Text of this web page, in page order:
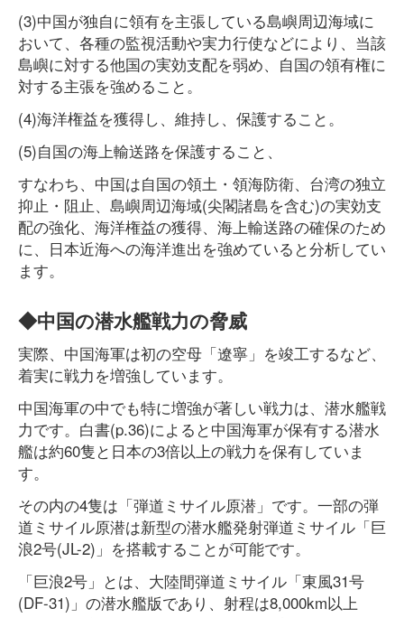
(3)中国が独自に領有を主張している島嶼周辺海域に
おいて、各種の監視活動や実力行使などにより、当該
島嶼に対する他国の実効支配を弱め、自国の領有権に
対する主張を強めること。
(4)海洋権益を獲得し、維持し、保護すること。
(5)自国の海上輸送路を保護すること、
すなわち、中国は自国の領土・領海防衛、台湾の独立
抑止・阻止、島嶼周辺海域(尖閣諸島を含む)の実効支
配の強化、海洋権益の獲得、海上輸送路の確保のため
に、日本近海への海洋進出を強めていると分析してい
ます。
◆中国の潜水艦戦力の脅威
実際、中国海軍は初の空母「遼寧」を竣工するなど、
着実に戦力を増強しています。
中国海軍の中でも特に増強が著しい戦力は、潜水艦戦
力です。白書(p.36)によると中国海軍が保有する潜水
艦は約60隻と日本の3倍以上の戦力を保有していま
す。
その内の4隻は「弾道ミサイル原潜」です。一部の弾
道ミサイル原潜は新型の潜水艦発射弾道ミサイル「巨
浪2号(JL-2)」を搭載することが可能です。
「巨浪2号」とは、大陸間弾道ミサイル「東風31号
(DF-31)」の潜水艦版であり、射程は8,000km以上